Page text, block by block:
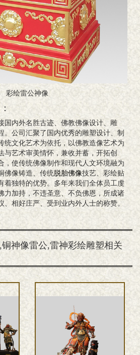
彩绘雷公神像
国内外名胜古迹、佛教佛像设计、雕
。公司汇聚了国内优秀的雕塑设计、制
统文化艺术为依托，以佛教造像艺术为
与艺术审美情怀，兼收并蓄，开拓创
，使传统佛像制作和现代人文环境融为
佛像铸造、传统脱胎佛像技艺、彩绘贴
着独特的优势。多年来我们全体员工虔
力加持，不违圣意、不负佛恩，所成诸
、相好庄严、受到业内外人士的称赞。
神像雷公,雷神彩绘雕塑相关